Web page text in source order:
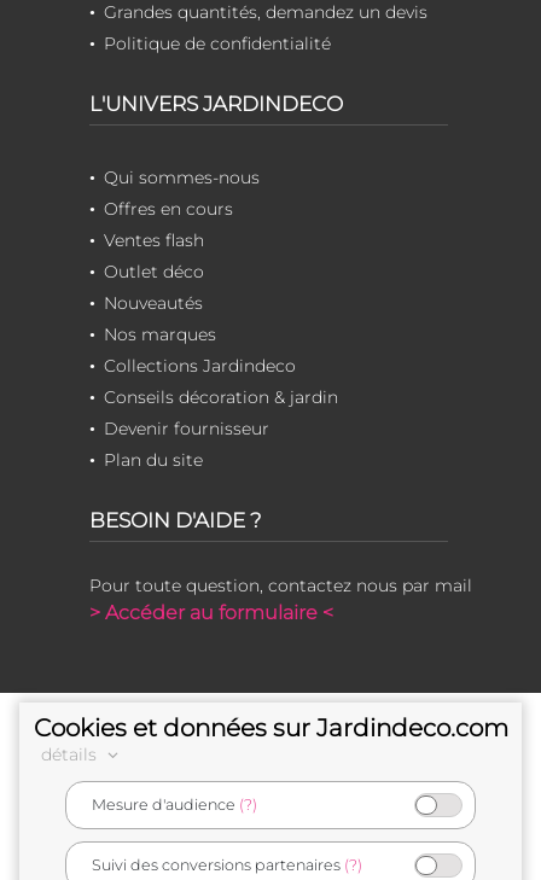
Grandes quantités, demandez un devis
Politique de confidentialité
L'UNIVERS JARDINDECO
Qui sommes-nous
Offres en cours
Ventes flash
Outlet déco
Nouveautés
Nos marques
Collections Jardindeco
Conseils décoration & jardin
Devenir fournisseur
Plan du site
BESOIN D'AIDE ?
Pour toute question, contactez nous par mail
> Accéder au formulaire <
e-commerçant français
Cookies et données sur Jardindeco.com
détails
Mesure d'audience (?)
Suivi des conversions partenaires (?)